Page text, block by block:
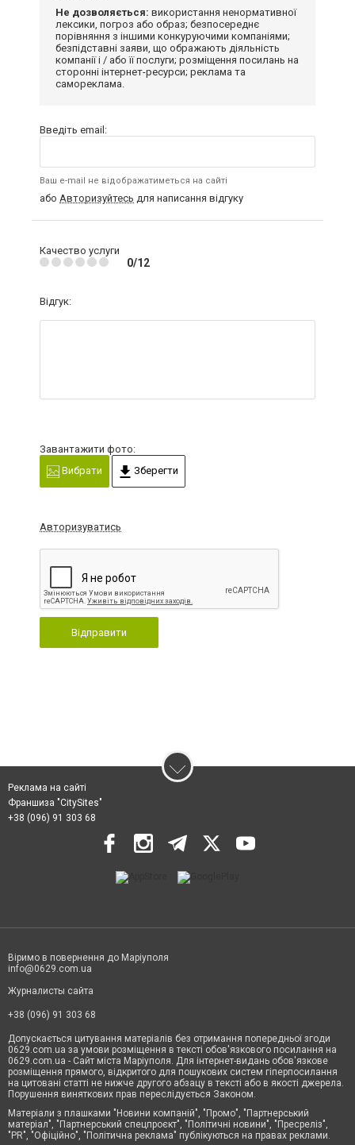
Не дозволяється: використання ненормативної
лексики, погроз або образ; безпосереднє
порівняння з іншими конкуруючими компаніями;
безпідставні заяви, що ображають діяльність
компанії і / або її послуги; розміщення посилань на
сторонні інтернет-ресурси; реклама та
самореклама.
Введіть email:
Ваш e-mail не відображатиметься на сайті
або Авторизуйтесь для написання відгуку
Качество услуги
0/12
Відгук:
Завантажити фото:
Вибрати
Зберегти
Авторизуватись
Відправити
Реклама на сайті
Франшиза "CitySites"
+38 (096) 91 303 68
Віримо в повернення до Маріуполя
info@0629.com.ua
Журналисты сайта
+38 (096) 91 303 68
Допускається цитування матеріалів без отримання попередньої згоди
0629.com.ua за умови розміщення в тексті обов'язкового посилання на
0629.com.ua - Сайт міста Маріуполя. Для інтернет-видань обов'язкове
розміщення прямого, відкритого для пошукових систем гіперпосилання
на цитовані статті не нижче другого абзацу в тексті або в якості джерела.
Порушення виняткових прав переслідується Законом.
Матеріали з плашками "Новини компаній", "Промо", "Партнерський
матеріал", "Партнерський спецпроєкт", "Політичні новини", "Пресреліз",
"PR", "Офіційно", "Політична реклама" публікуються на правах реклами.